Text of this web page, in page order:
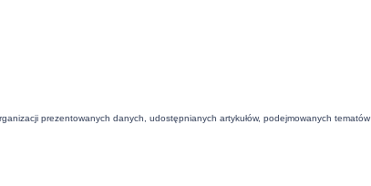
prezentowanych danych, udostępnianych artykułów, podejmowanych tematów